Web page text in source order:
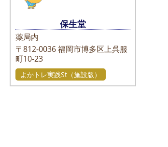
保生堂
薬局内
〒812-0036 福岡市博多区上呉服
町10-23
よかトレ実践St（施設版）